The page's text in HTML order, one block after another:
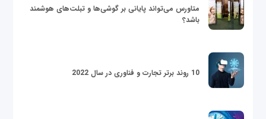
متاورس می‌تواند پایانی بر گوشی‌ها و تبلت‌های هوشمند
باشد؟
10 روند برتر تجارت و فناوری در سال 2022